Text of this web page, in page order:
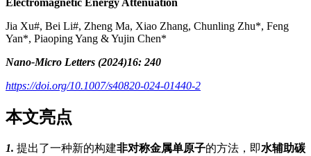
Jia Xu#, Bei Li#, Zheng Ma, Xiao Zhang, Chunling Zhu*, Feng
Yan*, Piaoping Yang & Yujin Chen*
Nano-Micro Letters (2024)16: 240
https://doi.org/10.1007/s40820-024-01440-2
本文亮点
1. 提出了一种新的构建非对称金属单原子的方法，即水辅助碳